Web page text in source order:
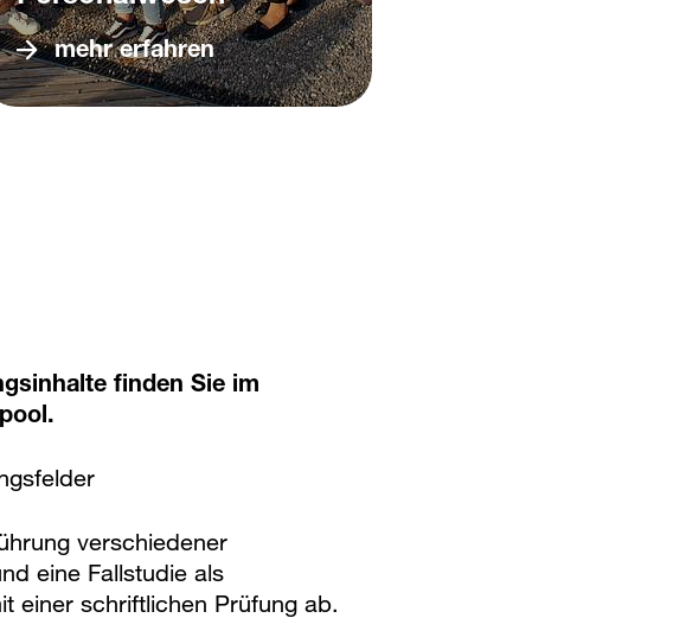
mehr erfahren
finden Sie im
verschiedener
eine Fallstudie als
einer schriftlichen Prüfung ab.